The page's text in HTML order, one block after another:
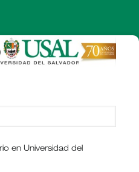
en Universidad del